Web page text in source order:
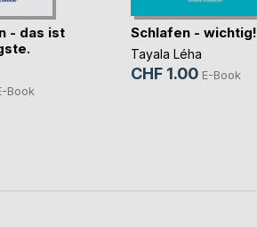
- das ist
Book
Schlafen - wichtig!
Tayala Léha
CHF 1.00 E-Book